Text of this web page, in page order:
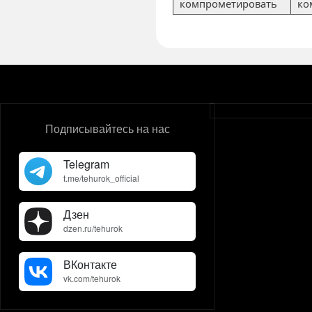
компрометировать
Подписывайтесь на нас
Telegram
t.me/tehurok_official
Дзен
dzen.ru/tehurok
ВКонтакте
vk.com/tehurok